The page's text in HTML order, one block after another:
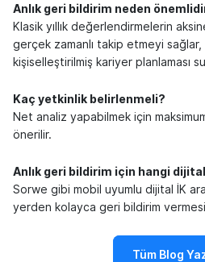
Anlık geri bildirim neden
Klasik yıllık değerlendirmelerin
gerçek zamanlı takip etmeyi sağlar,
kişiselleştirilmiş kariyer planlaması
Kaç yetkinlik belirlenmeli?
Net analiz yapabilmek için
önerilir.
Anlık geri bildirim için hangi
Sorwe gibi mobil uyumlu dijital İK
yerden kolayca geri bildirim
Tüm Blog